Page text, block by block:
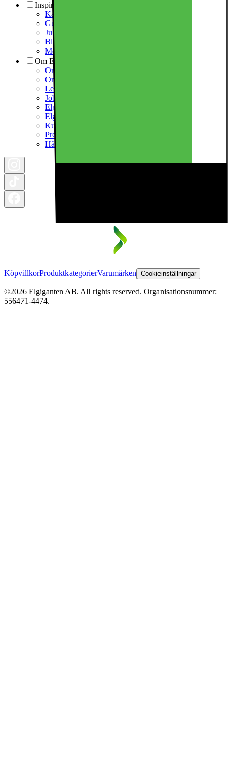
Inspiration
Kampanjer
Guider & inspiration
Julklappstips 2026
Black Friday / Black Week 2026
Mellandagsrea 2026
Om Elgiganten
Om oss
Om Elkjøp Nordic
Ledningsgrupp
Jobba hos oss
Elgigantenfonden
Elgiganten Företag
Kundklubb
Pressrum
Hållbarhet
KöpvillkorProduktkategorierVarumärken Cookieinställningar
©2026 Elgiganten AB. All rights reserved. Organisationsnummer:
556471-4474.